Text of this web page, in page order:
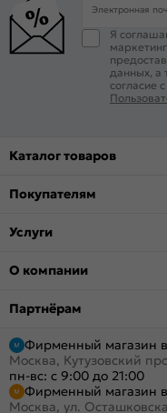
Электронная
Я
данных, а
согласие с
Каталог товаров
Покупателям
Услуги
О компании
Партнёрам
Фирменный магазин
Москва, Кутузовский
пн-вс: с 9:00 до 21:00
Фирменный магазин
Москва, ул.